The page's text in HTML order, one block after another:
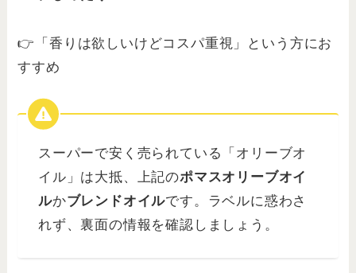
👉「香りは欲しいけどコスパ重視」という方にお
すすめ
スーパーで安く売られている「オリーブオ
イル」は大抵、上記のポマスオリーブオイ
ルかブレンドオイルです。ラベルに惑わさ
れず、裏面の情報を確認しましょう。